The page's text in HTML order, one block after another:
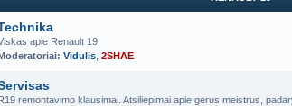
apie Renault 19
Vidulis 2SHAE
remontavimo klausimai. Atsiliepimai apie gerus meistrus,